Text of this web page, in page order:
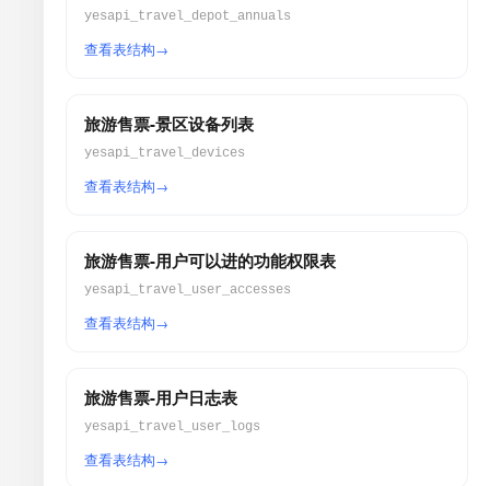
yesapi_travel_depot_annuals
查看表结构
旅游售票-景区设备列表
yesapi_travel_devices
查看表结构
旅游售票-用户可以进的功能权限表
yesapi_travel_user_accesses
查看表结构
旅游售票-用户日志表
yesapi_travel_user_logs
查看表结构